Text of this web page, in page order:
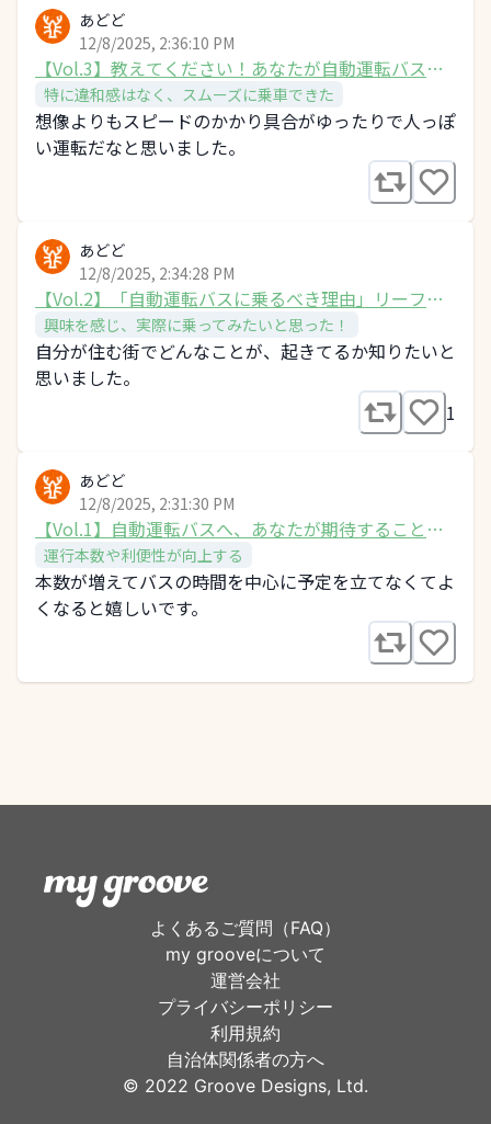
あどど
12/8/2025, 2:36:10 PM
【Vol.3】教えてください！あなたが自動運転バスに
乗ってみた感想は？
特に違和感はなく、スムーズに乗車できた
想像よりもスピードのかかり具合がゆったりで人っぽ
い運転だなと思いました。
あどど
12/8/2025, 2:34:28 PM
【Vol.2】「自動運転バスに乗るべき理由」リーフレ
ットへの感想は？
興味を感じ、実際に乗ってみたいと思った！
自分が住む街でどんなことが、起きてるか知りたいと
思いました。
1
あどど
12/8/2025, 2:31:30 PM
【Vol.1】自動運転バスへ、あなたが期待することを
教えてください！
運行本数や利便性が向上する
本数が増えてバスの時間を中心に予定を立てなくてよ
くなると嬉しいです。
よくあるご質問（FAQ）
my grooveについて
運営会社
プライバシーポリシー
利用規約
自治体関係者の方へ
©︎ 2022 Groove Designs, Ltd.